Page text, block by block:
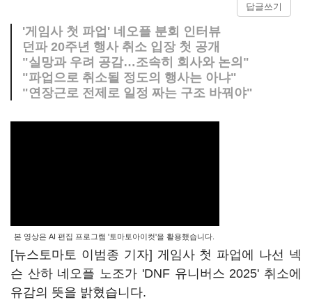
답글쓰기
'게임사 첫 파업' 네오플 분회 인터뷰
던파 20주년 행사 취소 입장 첫 공개
"실망과 우려 공감…조속히 회사와 논의"
"파업으로 취소될 정도의 행사는 아냐"
"연장근로 전제로 일정 짜는 구조 바꿔야"
본 영상은 AI 편집 프로그램 '토마토아이컷'을 활용했습니다.
[뉴스토마토 이범종 기자] 게임사 첫 파업에 나선 넥
슨 산하 네오플 노조가 'DNF 유니버스 2025' 취소에
유감의 뜻을 밝혔습니다.